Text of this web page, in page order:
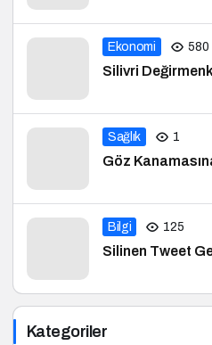
Ekonomi 580
Silivri
Sağlık 1
Göz
Bilgi 125
Silinen Tweet
Kategoriler